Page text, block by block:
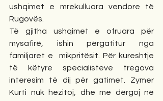
ushqimet e mrekulluara vendore të
Rugovës.
Të gjitha ushqimet e ofruara për
mysafirë, ishin përgatitur nga
familjaret e  mikpritësit. Për kureshtje
të këtyre specialisteve tregova
interesim të dij për gatimet. Zymer
Kurti nuk hezitoj, dhe me dërgoj në